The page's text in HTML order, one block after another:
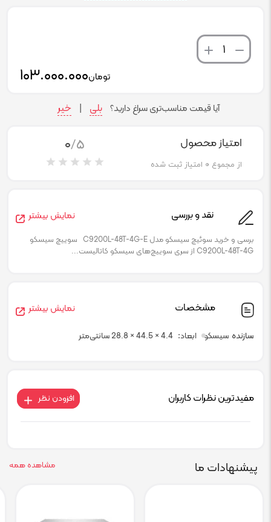
تومان۱۰۳.۰۰۰.۰۰۰
آیا قیمت مناسب‌تری سراغ دارید؟ بلی خیر
امتیاز محصول
از مجموع 0 امتیاز ثبت شده
0/5
نقد و بررسی نمایش بیشتر
برسی و خرید سوئیچ سیسکو مدل C9200L-48T-4G-E سوییچ سیسکو
C9200L-48T-4G از سری سوییچ‌های سیسکو کاتالیست...
مشخصات نمایش بیشتر
سازنده سیسکو ابعاد 4.4 × 44.5 × 28.8 سانتی‌متر
مفیدترین نظرات کاربران افزودن نظر
پیشنهادات ما مشاهده همه